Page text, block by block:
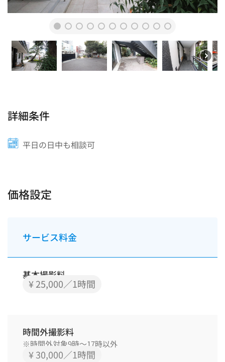
詳細条件
平日の日中も相談可
価格設定
サービス料金
基本撮影料
¥ 25,000／1時間
時間外撮影料
※時間外対象9時～17時以外
¥ 30,000／1時間